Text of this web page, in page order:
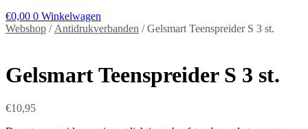
€0,00 0 Winkelwagen
Webshop / Antidrukverbanden / Gelsmart Teenspreider S 3 st.
Gelsmart Teenspreider S 3 st.
€10,95